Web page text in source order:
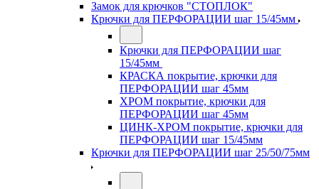
Замок для крючков "СТОПЛОК"
Крючки для ПЕРФОРАЦИИ шаг 15/45мм
Крючки для ПЕРФОРАЦИИ шаг
15/45мм
КРАСКА покрытие, крючки для
ПЕРФОРАЦИИ шаг 45мм
ХРОМ покрытие, крючки для
ПЕРФОРАЦИИ шаг 45мм
ЦИНК-ХРОМ покрытие, крючки для
ПЕРФОРАЦИИ шаг 15/45мм
Крючки для ПЕРФОРАЦИИ шаг 25/50/75мм